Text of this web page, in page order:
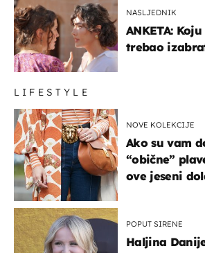
NASLJEDNIK
ANKETA:
trebao
LIFESTYLE
NOVE KOLEKCIJE
Ako su vam
“obične”
ove jeseni
POPUT SIRENE
Haljina